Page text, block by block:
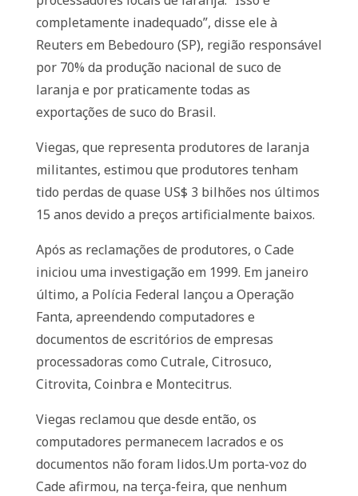
completamente inadequado”, disse ele à
Reuters em Bebedouro (SP), região responsável
por 70% da produção nacional de suco de
laranja e por praticamente todas as
exportações de suco do Brasil.
Viegas, que representa produtores de laranja
militantes, estimou que produtores tenham
tido perdas de quase US$ 3 bilhões nos últimos
15 anos devido a preços artificialmente baixos.
Após as reclamações de produtores, o Cade
iniciou uma investigação em 1999. Em janeiro
último, a Polícia Federal lançou a Operação
Fanta, apreendendo computadores e
documentos de escritórios de empresas
processadoras como Cutrale, Citrosuco,
Citrovita, Coinbra e Montecitrus.
Viegas reclamou que desde então, os
computadores permanecem lacrados e os
documentos não foram lidos.Um porta-voz do
Cade afirmou, na terça-feira, que nenhum